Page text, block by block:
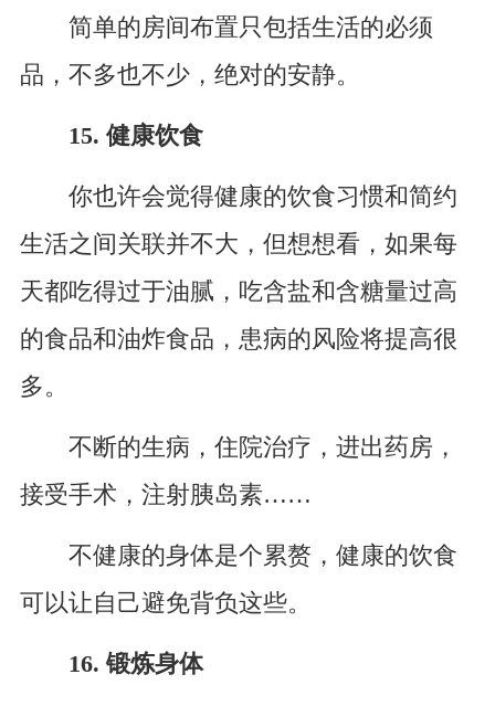
简单的房间布置只包括生活的必须
品，不多也不少，绝对的安静。
15. 健康饮食
你也许会觉得健康的饮食习惯和简约
生活之间关联并不大，但想想看，如果每
天都吃得过于油腻，吃含盐和含糖量过高
的食品和油炸食品，患病的风险将提高很
多。
不断的生病，住院治疗，进出药房，
接受手术，注射胰岛素……
不健康的身体是个累赘，健康的饮食
可以让自己避免背负这些。
16. 锻炼身体